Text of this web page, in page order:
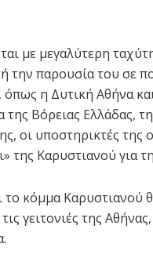
με μεγαλύτερη
την παρουσία του σε
όπως η Δυτική Αθήνα
της Βόρειας Ελλάδας,
οι υποστηρικτές της
της Καρυστιανού για
κόμμα Καρυστιανού
γειτονιές της